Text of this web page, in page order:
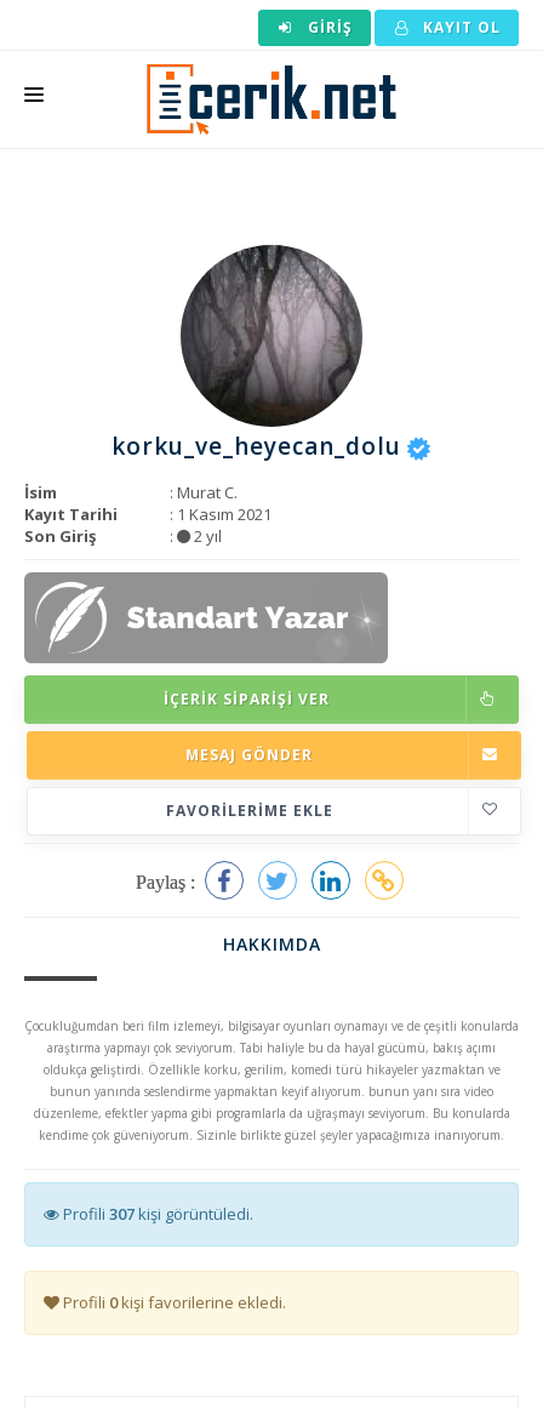
GIRIŞ KAYIT OL
ARAÇLAR
KURUMSAL
korku_ve_heyecan_dolu
İsim
: Murat C.
Kayıt Tarihi
: 1 Kasım 2021
Son Giriş
: 2 yıl
İÇERIK SIPARIŞI VER
MESAJ GÖNDER
FAVORILERIME EKLE
Paylaş :
HAKKIMDA
Çocukluğumdan beri film izlemeyi, bilgisayar oyunları oynamayı ve de çeşitli konularda
araştırma yapmayı çok seviyorum. Tabi haliyle bu da hayal gücümü, bakış açımı
oldukça geliştirdi. Özellikle korku, gerilim, komedi türü hikayeler yazmaktan ve
bunun yanında seslendirme yapmaktan keyif alıyorum. bunun yanı sıra video
düzenleme, efektler yapma gibi programlarla da uğraşmayı seviyorum. Bu konularda
kendime çok güveniyorum. Sizinle birlikte güzel şeyler yapacağımıza inanıyorum.
Profili 307kişi görüntüledi.
Profili 0kişi favorilerine ekledi.